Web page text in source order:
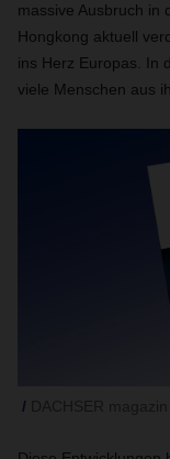
massive Ausbruch in
Hongkong aktuell
ins Herz Europas. In
viele Menschen aus